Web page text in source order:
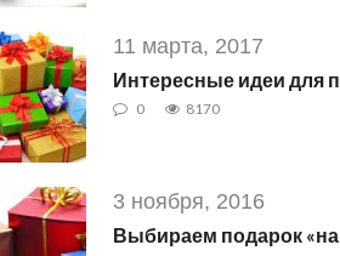
11 марта, 2017
Интересные идеи для
0 8170
3 ноября, 2016
Выбираем подарок